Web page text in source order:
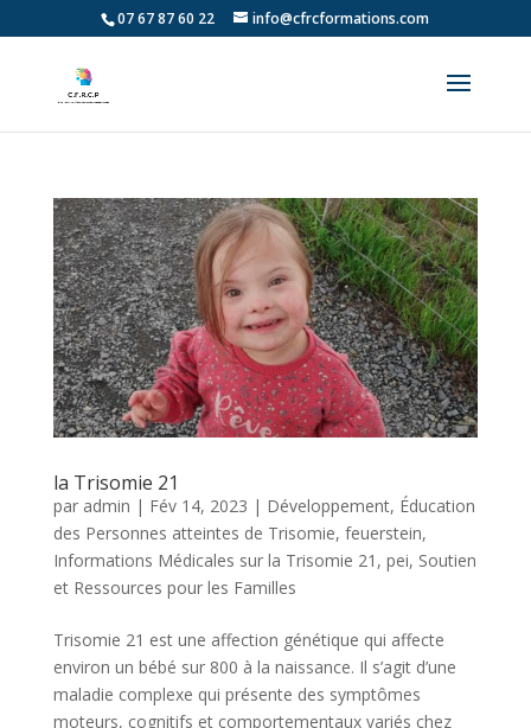
07 67 87 60 22 info@cfrcformations.com
la Trisomie 21
par admin | Fév 14, 2023 | Développement, Éducation
des Personnes atteintes de Trisomie, feuerstein,
Informations Médicales sur la Trisomie 21 , pei, Soutien
et Ressources pour les Familles
Trisomie 21 est une affection génétique qui affecte
environ un bébé sur 800 à la naissance. Il s’agit d’une
maladie complexe qui présente des symptômes
moteurs, cognitifs et comportementaux variés chez